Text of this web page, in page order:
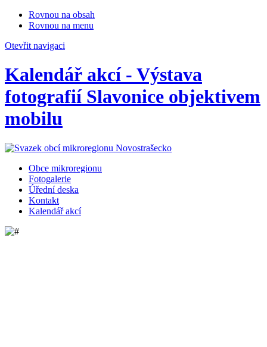
Rovnou na obsah
Rovnou na menu
Otevřit navigaci
Kalendář akcí - Výstava
fotografií Slavonice objektivem
mobilu
Obce mikroregionu
Fotogalerie
Úřední deska
Kontakt
Kalendář akcí